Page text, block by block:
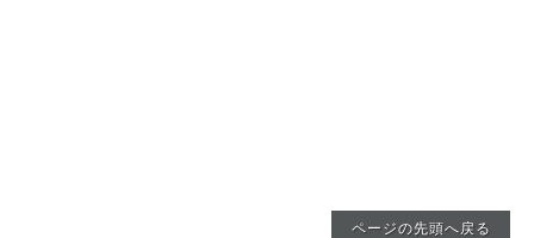
ページの先頭へ戻る